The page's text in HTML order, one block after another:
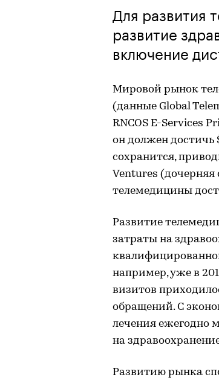
Для развития
развитие
включение
Мировой рынок
(данные Global
RNCOS E-Services
он должен
сохранится,
Ventures
телемедицины
Развитие
затраты на
например, уже в
визитов
обращений. С
лечения ежегодно
на
Развитию рынка